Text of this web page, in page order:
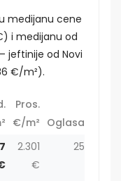
medijanu cene
i medijanu od
jeftinije od Novi
€/m²).
Pros.
€/m² Oglasa
2.301
€
25